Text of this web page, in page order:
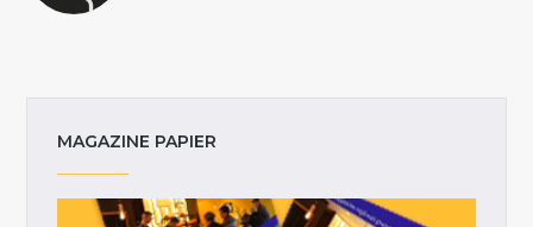
MAGAZINE PAPIER